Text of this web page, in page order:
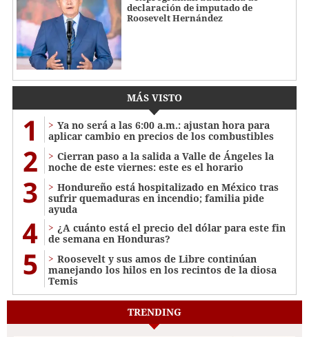
declaración de imputado de
Roosevelt Hernández
MÁS VISTO
1
Ya no será a las 6:00 a.m.: ajustan hora para
aplicar cambio en precios de los combustibles
2
Cierran paso a la salida a Valle de Ángeles la
noche de este viernes: este es el horario
3
Hondureño está hospitalizado en México tras
sufrir quemaduras en incendio; familia pide
ayuda
4
¿A cuánto está el precio del dólar para este fin
de semana en Honduras?
5
Roosevelt y sus amos de Libre continúan
manejando los hilos en los recintos de la diosa
Temis
TRENDING